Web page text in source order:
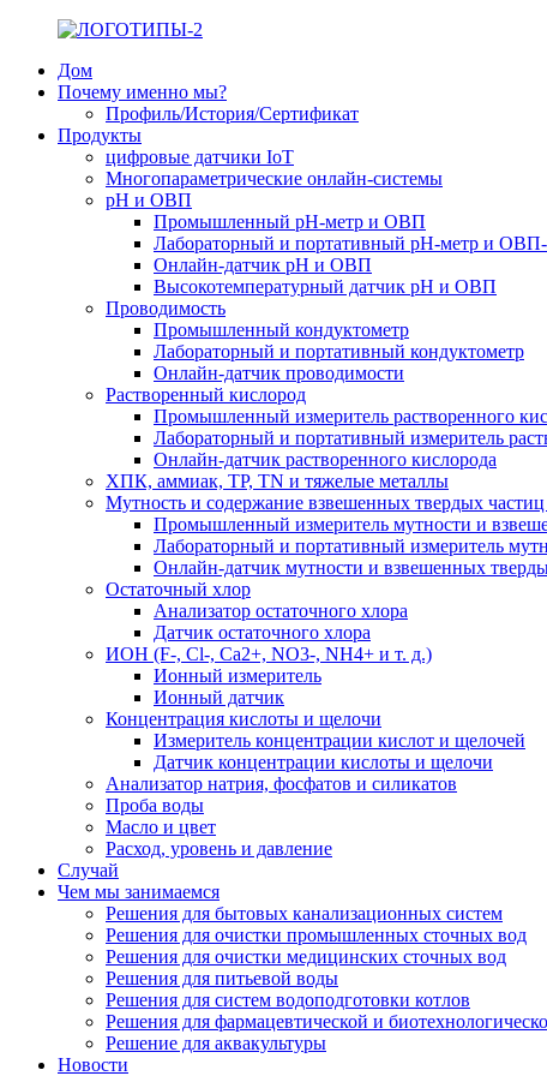
Дом
Почему именно мы?
Профиль/История/Сертификат
Продукты
цифровые датчики IoT
Многопараметрические онлайн-системы
pH и ОВП
Промышленный pH-метр и ОВП
Лабораторный и портативный pH-метр и
Онлайн-датчик pH и ОВП
Высокотемпературный датчик pH и ОВП
Проводимость
Промышленный кондуктометр
Лабораторный и портативный кондуктометр
Онлайн-датчик проводимости
Растворенный кислород
Промышленный измеритель растворенного
Лабораторный и портативный измеритель
Онлайн-датчик растворенного кислорода
ХПК, аммиак, TP, TN и тяжелые металлы
Мутность и содержание взвешенных твердых
Промышленный измеритель мутности и
Лабораторный и портативный измеритель
Онлайн-датчик мутности и взвешенных
Остаточный хлор
Анализатор остаточного хлора
Датчик остаточного хлора
ИОН (F-, Cl-, Ca2+, NO3-, NH4+ и т. д.)
Ионный измеритель
Ионный датчик
Концентрация кислоты и щелочи
Измеритель концентрации кислот и щелочей
Датчик концентрации кислоты и щелочи
Анализатор натрия, фосфатов и силикатов
Проба воды
Масло и цвет
Расход, уровень и давление
Случай
Чем мы занимаемся
Решения для бытовых канализационных систем
Решения для очистки промышленных сточных вод
Решения для очистки медицинских сточных вод
Решения для питьевой воды
Решения для систем водоподготовки котлов
Решения для фармацевтической и
Решение для аквакультуры
Новости